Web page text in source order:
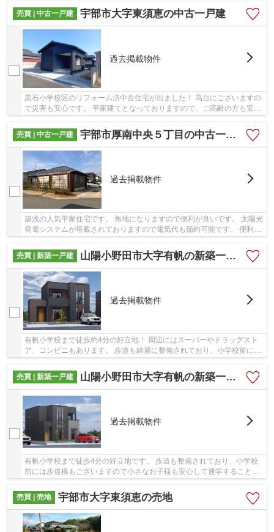
売買 | 中古一戸建
宇部市大字東須恵の中古一戸建
過去掲載物件
黒石小学校区のリフォーム済中古住宅が出ました！ 高台にございますの
で災害も安心です。 平家建てとなっておりますので、ご高齢の方も安全
売買 | 中古一戸建
宇部市厚南中央５丁目の中古一戸建
過去掲載物件
築浅の人気平家住宅です。 角地になりますので便利が良いです。 太陽光
発電システムが塔載されておりますので電気代も節約可能です。 便利の
売買 | 新築一戸建
山陽小野田市大字有帆の新築一戸建
過去掲載物件
有帆小学校まで徒歩約4分の好立地！ 周辺にはスーパーやドラッグスト
ア、コンビニもあります。 歩道も綺麗に整備されており、小学校前には
歩道橋がございますので、小さなお子様も安心...
売買 | 新築一戸建
山陽小野田市大字有帆の新築一戸建
過去掲載物件
有帆小学校まで徒歩4分の好立地です。 歩道も整備されており、小学校
前には歩道橋もございますので小さなお子様も安心して通学することが
出来ます。 周辺はスーパーやドラッグストア、...
売買 | 売地
宇部市大字東須恵の売地